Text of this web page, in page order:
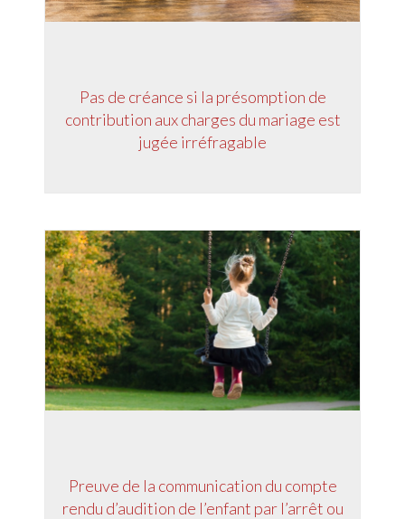
Pas de créance si la présomption de
contribution aux charges du mariage est
jugée irréfragable
Preuve de la communication du compte
rendu d’audition de l’enfant par l’arrêt ou